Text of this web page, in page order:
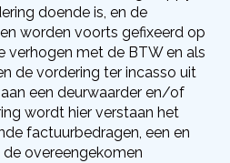
doende is, en de
worden voorts gefixeerd op
verhogen met de BTW en als
de vordering ter incasso uit
een deurwaarder en/of
wordt hier verstaan het
factuurbedragen, een en
overeengekomen